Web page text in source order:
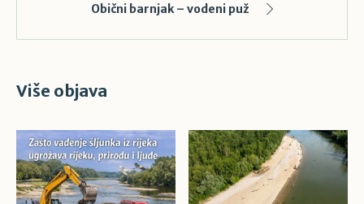
Obični barnjak – vodeni puž
Više objava